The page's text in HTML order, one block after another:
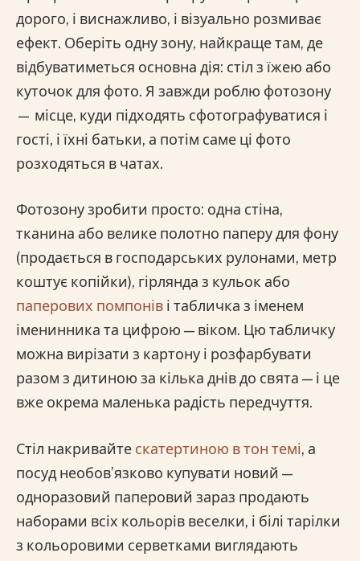
дорого, і виснажливо, і візуально розмиває
ефект. Оберіть одну зону, найкраще там, де
відбуватиметься основна дія: стіл з їжею або
куточок для фото. Я завжди роблю фотозону
— місце, куди підходять сфотографуватися і
гості, і їхні батьки, а потім саме ці фото
розходяться в чатах.
Фотозону зробити просто: одна стіна,
тканина або велике полотно паперу для фону
(продається в господарських рулонами, метр
коштує копійки), гірлянда з кульок або
паперових помпонів і табличка з іменем
іменинника та цифрою — віком. Цю табличку
можна вирізати з картону і розфарбувати
разом з дитиною за кілька днів до свята — і це
вже окрема маленька радість передчуття.
Стіл накривайте скатертиною в тон темі, а
посуд необов’язково купувати новий —
одноразовий паперовий зараз продають
наборами всіх кольорів веселки, і білі тарілки
з кольоровими серветками виглядають